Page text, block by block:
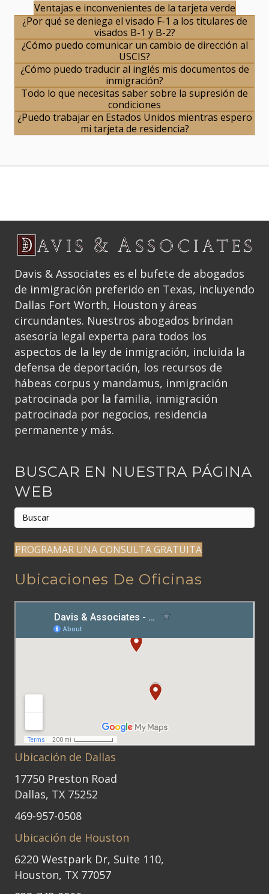
Ventajas e inconvenientes de la tarjeta verde
¿Por qué se deniega el visado F-1 a los titulares de
visados B-1 y B-2?
¿Cómo puedo comunicar un cambio de dirección al
USCIS?
¿Cómo puedo traducir al inglés mis documentos de
inmigración?
Todo lo que necesitas saber sobre la supresión de
condiciones
¿Puedo trabajar en Estados Unidos mientras espero
mi tarjeta de residencia?
Davis & Associates es el bufete de abogados
de inmigración preferido en Texas, incluyendo
Dallas Fort Worth, Houston y áreas
circundantes. Nuestros abogados brindan
asesoría legal experta para todos los
aspectos de la ley de inmigración, incluida la
defensa de deportación, los recursos de
hábeas corpus y mandamus, inmigración
patrocinada por la familia, inmigración
patrocinada por negocios, residencia
permanente y más.
BUSCAR EN NUESTRA PÁGINA
WEB
PROGRAMAR UNA CONSULTA GRATUITA
Ubicaciones De Oficinas
Ubicación de Dallas
17750 Preston Road
Dallas, TX 75252
469-957-0508
Ubicación de Houston
6220 Westpark Dr, Suite 110,
Houston, TX 77057